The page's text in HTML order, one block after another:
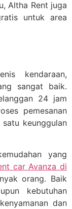
Altha Rent juga
untuk area
kendaraan,
sangat baik.
24 jam
pemesanan
keunggulan
yang
car Avanza di
orang. Baik
kebutuhan
dan